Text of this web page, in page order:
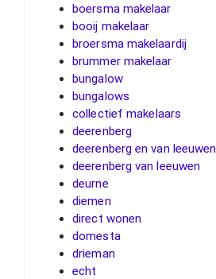
boersma makelaar
booij makelaar
broersma makelaardij
brummer makelaar
bungalow
bungalows
collectief makelaars
deerenberg
deerenberg en van leeuwen
deerenberg van leeuwen
deurne
diemen
direct wonen
domesta
drieman
echt